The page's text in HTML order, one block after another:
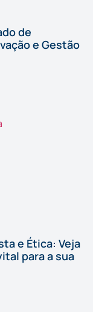
de
e Gestão
e Ética: Veja
para a sua